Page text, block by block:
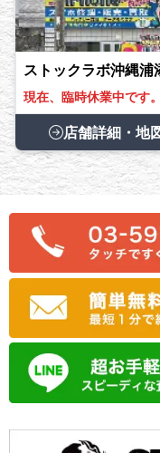
ストックラボ沖縄浦
現在、臨時休業中です。
店舗詳細・地